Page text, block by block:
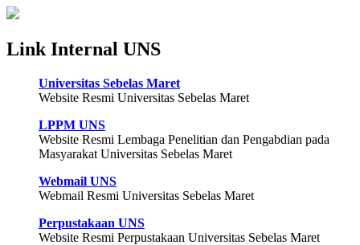
Link Internal UNS
Universitas Sebelas Maret
Website Resmi Universitas Sebelas Maret
LPPM UNS
Website Resmi Lembaga Penelitian dan Pengabdian pada
Masyarakat Universitas Sebelas Maret
Webmail UNS
Webmail Resmi Universitas Sebelas Maret
Perpustakaan UNS
Website Resmi Perpustakaan Universitas Sebelas Maret